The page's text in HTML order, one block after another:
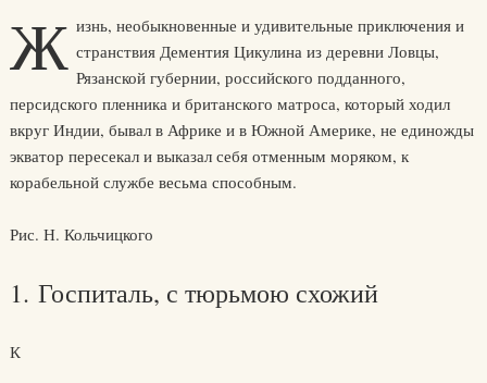
Ж изнь, необыкновенные и удивительные приключения и
странствия Дементия Цикулина из деревни Ловцы,
Рязанской губернии, российского подданного,
персидского пленника и британского матроса, который ходил
вкруг Индии, бывал в Африке и в Южной Америке, не единожды
экватор пересекал и выказал себя отменным моряком, к
корабельной службе весьма способным.
Рис. Н. Кольчицкого
1. Госпиталь, с тюрьмою схожий
К